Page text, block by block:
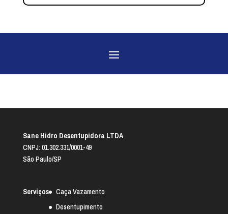
Sane Hidro Desentupidora LTDA
CNPJ: 01.302.331/0001-49
São Paulo/SP
Serviços
Caça Vazamento
Desentupimento